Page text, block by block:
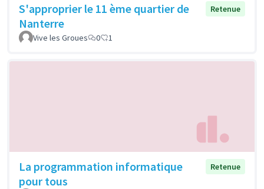
S'approprier le 11 ème quartier de
Nanterre
Retenue
Vive les Groues 0 1
La programmation informatique
pour tous
Retenue